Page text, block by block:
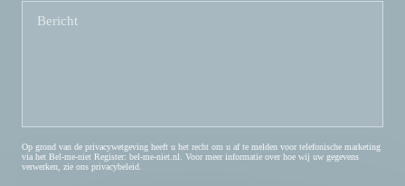
Op grond van de privacywetgeving heeft u het recht om u af te melden voor telefonische marketing
via het Bel-me-niet Register: bel-me-niet.nl . Voor meer informatie over hoe wij uw gegevens
verwerken, zie ons privacybeleid